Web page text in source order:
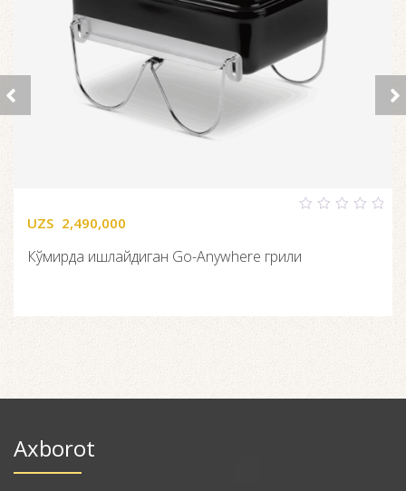
5
UZS 2,490,000
Кўмирда ишлайдиган Go-Anywhere грили
Axborot